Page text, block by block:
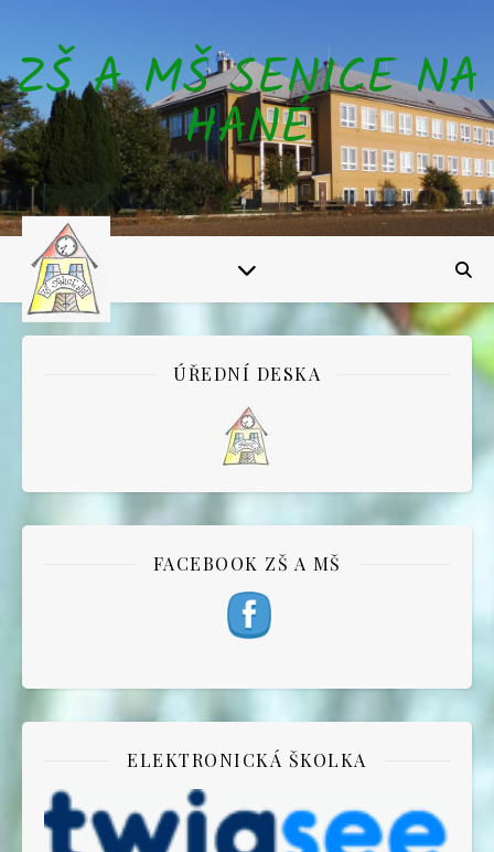
ZŠ A MŠ SENICE NA
HANÉ
ÚŘEDNÍ DESKA
FACEBOOK ZŠ A MŠ
ELEKTRONICKÁ ŠKOLKA